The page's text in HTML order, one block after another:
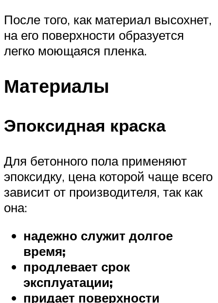
После того, как материал высохнет,
на его поверхности образуется
легко моющаяся пленка.
Материалы
Эпоксидная краска
Для бетонного пола применяют
эпоксидку, цена которой чаще всего
зависит от производителя, так как
она:
надежно служит долгое
время;
продлевает срок
эксплуатации;
придает поверхности